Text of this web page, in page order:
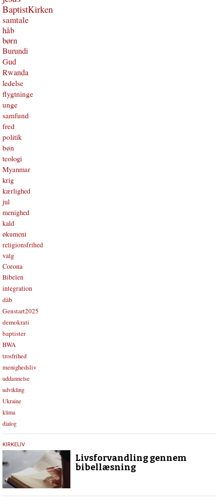
BaptistKirken
samtale
håb
børn
Burundi
Gud
Rwanda
ledelse
flygtninge
unge
samfund
fred
politik
bøn
teologi
Myanmar
krig
kærlighed
jul
menighed
kald
økumeni
religionsfrihed
valg
Corona
Bibelen
integration
dåb
Genstart2025
demokrati
baptister
BWA
trosfrihed
menighedsliv
uddannelse
udvikling
Ukraine
klima
dialog
9.
juli
2026
KIRKELIV
Livsforvandling gennem
bibellæsning